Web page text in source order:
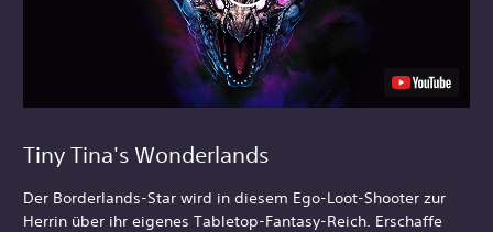
Tiny Tina's Wonderlands
Der Borderlands-Star wird in diesem Ego-Loot-Shooter zur
Herrin über ihr eigenes Tabletop-Fantasy-Reich. Erschaffe